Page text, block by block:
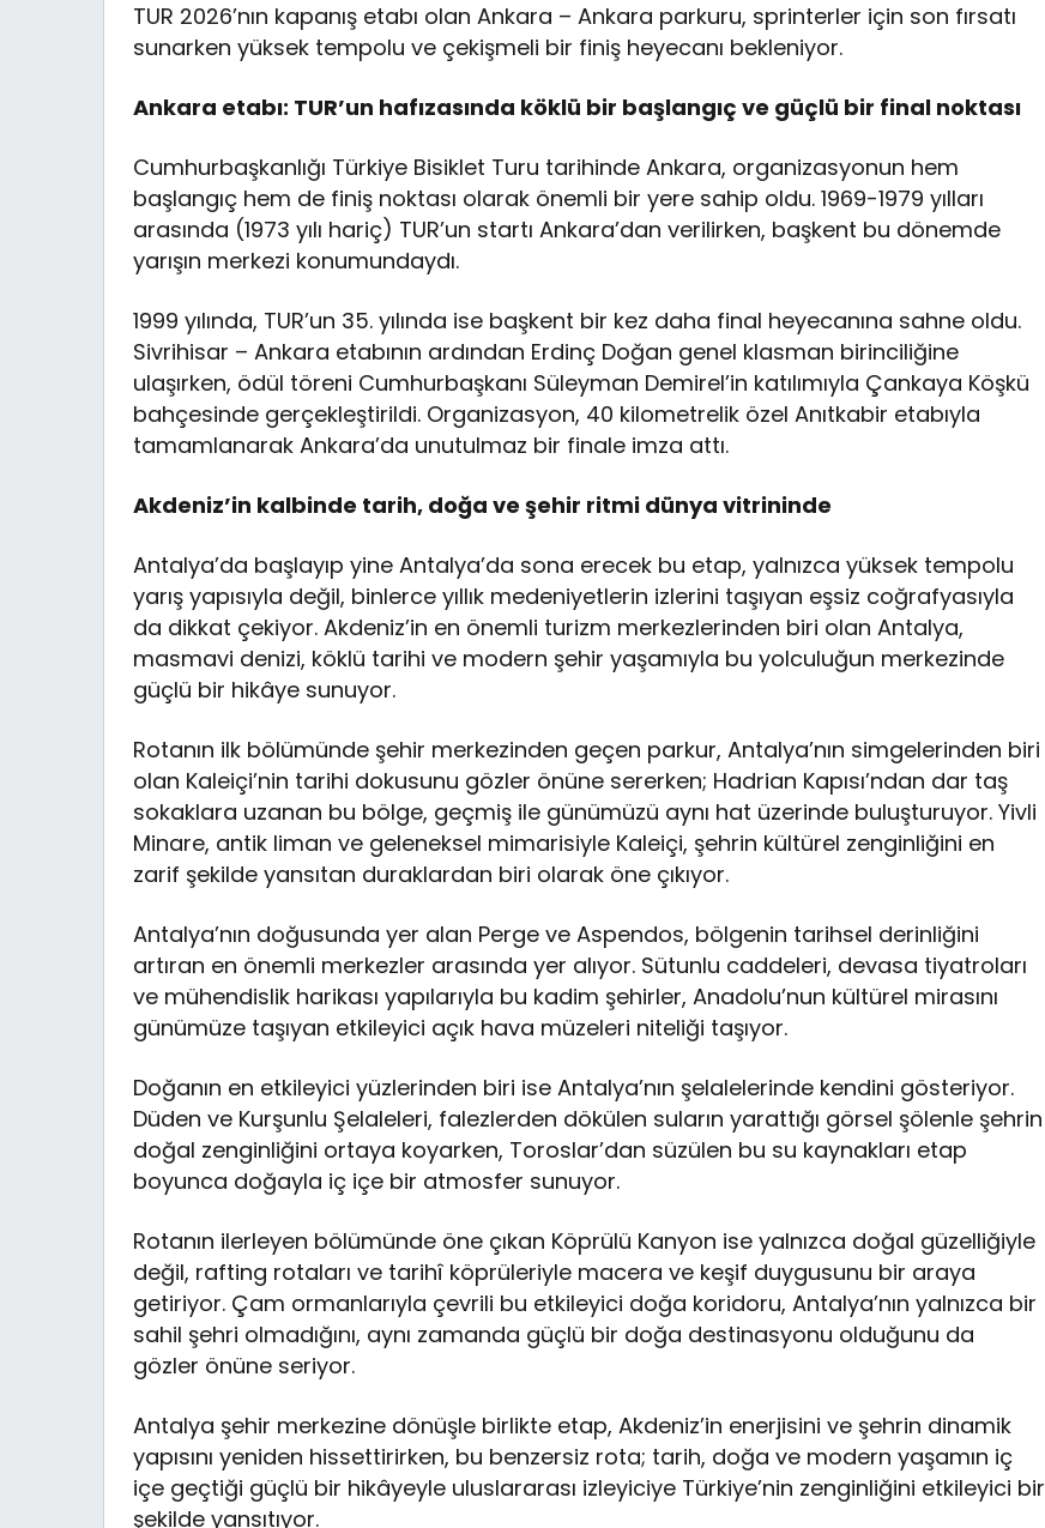
TUR 2026’nın kapanış etabı olan Ankara – Ankara parkuru, sprinterler için son fırsatı
sunarken yüksek tempolu ve çekişmeli bir finiş heyecanı bekleniyor.
Ankara etabı: TUR’un hafızasında köklü bir başlangıç ve güçlü bir final noktası
Cumhurbaşkanlığı Türkiye Bisiklet Turu tarihinde Ankara, organizasyonun hem
başlangıç hem de finiş noktası olarak önemli bir yere sahip oldu. 1969-1979 yılları
arasında (1973 yılı hariç) TUR’un startı Ankara’dan verilirken, başkent bu dönemde
yarışın merkezi konumundaydı.
1999 yılında, TUR’un 35. yılında ise başkent bir kez daha final heyecanına sahne oldu.
Sivrihisar – Ankara etabının ardından Erdinç Doğan genel klasman birinciliğine
ulaşırken, ödül töreni Cumhurbaşkanı Süleyman Demirel’in katılımıyla Çankaya Köşkü
bahçesinde gerçekleştirildi. Organizasyon, 40 kilometrelik özel Anıtkabir etabıyla
tamamlanarak Ankara’da unutulmaz bir finale imza attı.
Akdeniz’in kalbinde tarih, doğa ve şehir ritmi dünya vitrininde
Antalya’da başlayıp yine Antalya’da sona erecek bu etap, yalnızca yüksek tempolu
yarış yapısıyla değil, binlerce yıllık medeniyetlerin izlerini taşıyan eşsiz coğrafyasıyla
da dikkat çekiyor. Akdeniz’in en önemli turizm merkezlerinden biri olan Antalya,
masmavi denizi, köklü tarihi ve modern şehir yaşamıyla bu yolculuğun merkezinde
güçlü bir hikâye sunuyor.
Rotanın ilk bölümünde şehir merkezinden geçen parkur, Antalya’nın simgelerinden biri
olan Kaleiçi’nin tarihi dokusunu gözler önüne sererken; Hadrian Kapısı’ndan dar taş
sokaklara uzanan bu bölge, geçmiş ile günümüzü aynı hat üzerinde buluşturuyor. Yivli
Minare, antik liman ve geleneksel mimarisiyle Kaleiçi, şehrin kültürel zenginliğini en
zarif şekilde yansıtan duraklardan biri olarak öne çıkıyor.
Antalya’nın doğusunda yer alan Perge ve Aspendos, bölgenin tarihsel derinliğini
artıran en önemli merkezler arasında yer alıyor. Sütunlu caddeleri, devasa tiyatroları
ve mühendislik harikası yapılarıyla bu kadim şehirler, Anadolu’nun kültürel mirasını
günümüze taşıyan etkileyici açık hava müzeleri niteliği taşıyor.
Doğanın en etkileyici yüzlerinden biri ise Antalya’nın şelalelerinde kendini gösteriyor.
Düden ve Kurşunlu Şelaleleri, falezlerden dökülen suların yarattığı görsel şölenle şehrin
doğal zenginliğini ortaya koyarken, Toroslar’dan süzülen bu su kaynakları etap
boyunca doğayla iç içe bir atmosfer sunuyor.
Rotanın ilerleyen bölümünde öne çıkan Köprülü Kanyon ise yalnızca doğal güzelliğiyle
değil, rafting rotaları ve tarihî köprüleriyle macera ve keşif duygusunu bir araya
getiriyor. Çam ormanlarıyla çevrili bu etkileyici doğa koridoru, Antalya’nın yalnızca bir
sahil şehri olmadığını, aynı zamanda güçlü bir doğa destinasyonu olduğunu da
gözler önüne seriyor.
Antalya şehir merkezine dönüşle birlikte etap, Akdeniz’in enerjisini ve şehrin dinamik
yapısını yeniden hissettirirken, bu benzersiz rota; tarih, doğa ve modern yaşamın iç
içe geçtiği güçlü bir hikâyeyle uluslararası izleyiciye Türkiye’nin zenginliğini etkileyici bir
şekilde yansıtıyor.